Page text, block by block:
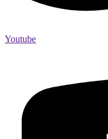
Youtube